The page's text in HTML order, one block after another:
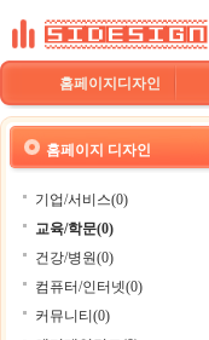
홈페이지디자인
홈페이지 디자인
기업/서비스(0)
교육/학문(0)
건강/병원(0)
컴퓨터/인터넷(0)
커뮤니티(0)